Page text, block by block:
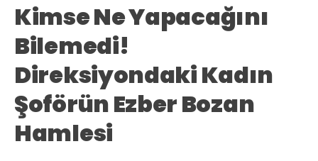
Kimse Ne Yapacağını
Bilemedi!
Direksiyondaki Kadın
Şoförün Ezber Bozan
Hamlesi